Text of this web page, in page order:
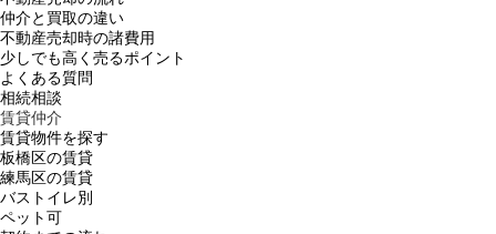
仲介と買取の違い
不動産売却時の諸費用
少しでも高く売るポイント
よくある質問
相続相談
賃貸仲介
賃貸物件を探す
板橋区の賃貸
練馬区の賃貸
バストイレ別
ペット可